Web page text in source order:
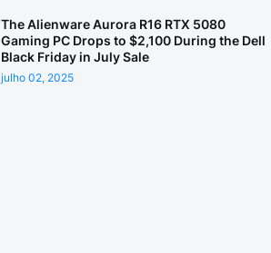
The Alienware Aurora R16 RTX 5080
Gaming PC Drops to $2,100 During the Dell
Black Friday in July Sale
julho 02, 2025